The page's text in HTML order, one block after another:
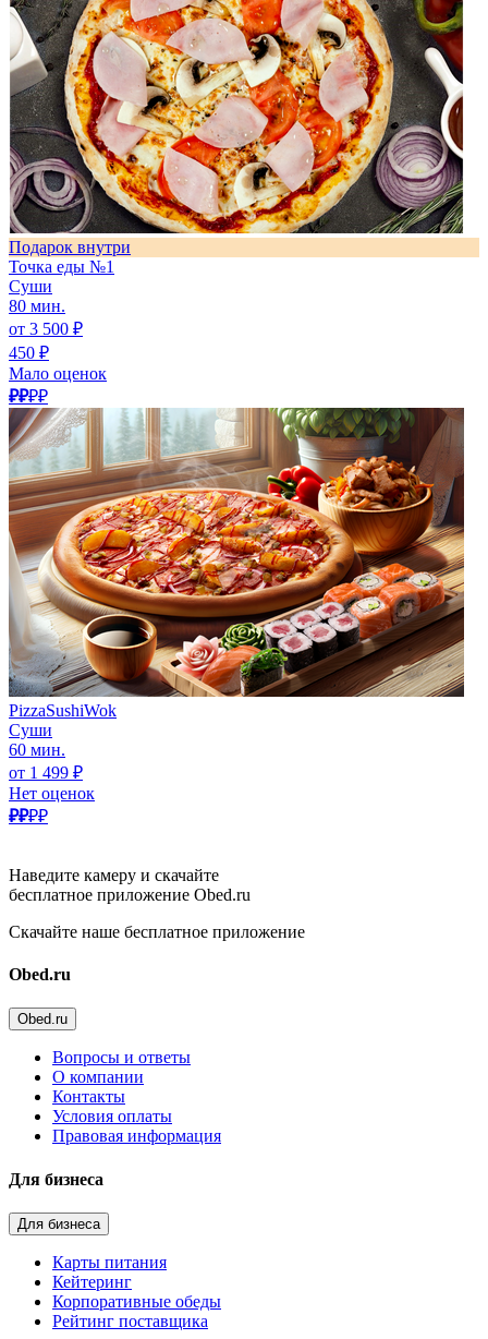
Подарок внутри
Точка еды №1
Суши
80 мин.
от 3 500 ₽
450 ₽
Мало оценок
₽₽₽₽
PizzaSushiWok
Суши
60 мин.
от 1 499 ₽
Нет оценок
₽₽₽₽
Наведите камеру и скачайте
бесплатное приложение Obed.ru
Скачайте наше бесплатное приложение
Obed.ru
Obed.ru
Вопросы и ответы
О компании
Контакты
Условия оплаты
Правовая информация
Для бизнеса
Для бизнеса
Карты питания
Кейтеринг
Корпоративные обеды
Рейтинг поставщика